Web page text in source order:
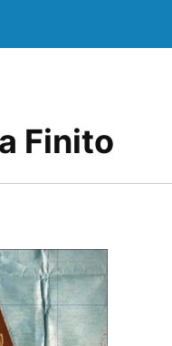
Finito